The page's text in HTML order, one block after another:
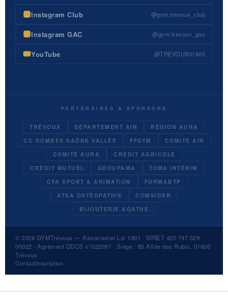
Instagram Club @gym.trevoux_club
Instagram GAC @gym.trevoux_gac
YouTube @TREVOUX01600
PARTENAIRES & SPONSORS
TRÉVOUX DÉPARTEMENT AIN
RÉGION AURA
CC DOMBES SAÔNE VALLÉE
FFGYM
COMITÉ AIN
COMITÉ AURA
CRÉDIT AGRICOLE
CRÉDIT MUTUEL
GROUPAMA
TOMA INTÉRIM
CFA SPORT & ANIMATION
FORMABTP
ATSA OSTÉOPATHIE
COMSIDER
BIJOUTERIE AGATHE
© 2026 GYMTrévoux — Association Loi 1901 · SIRET 420 747 529
00022 · Agrément DDCS n°022097 · Siège : 85 Allée des Rubis, 01600
Trévoux
ContactInscription